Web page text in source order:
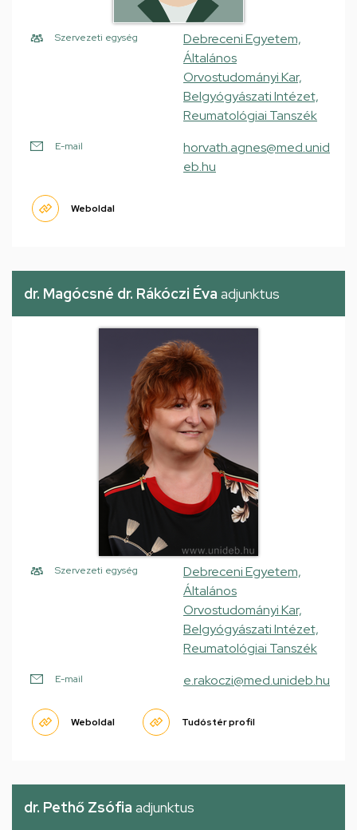
Szervezeti egység
Debreceni Egyetem,
Általános
Orvostudományi Kar,
Belgyógyászati Intézet,
Reumatológiai Tanszék
E-mail
horvath.agnes@med.unid
eb.hu
Weboldal
dr. Magócsné dr. Rákóczi Éva adjunktus
Szervezeti egység
Debreceni Egyetem,
Általános
Orvostudományi Kar,
Belgyógyászati Intézet,
Reumatológiai Tanszék
E-mail e.rakoczi@med.unideb.hu
Weboldal Tudóstér profil
dr. Pethő Zsófia adjunktus